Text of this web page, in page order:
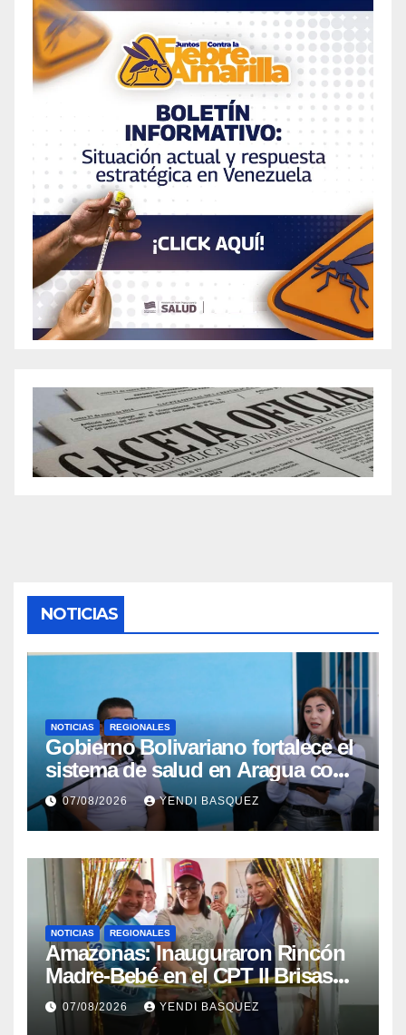
NOTICIAS
NOTICIAS REGIONALES
Gobierno Bolivariano fortalece el
sistema de salud en Aragua con
la reinauguración del CDI La
Mora
07/08/2026 YENDI BASQUEZ
NOTICIAS REGIONALES
​Amazonas: Inauguraron Rincón
Madre-Bebé en el CPT II Brisas
del Aeropuerto ​Inauguraron
Rincón
07/08/2026 YENDI BASQUEZ